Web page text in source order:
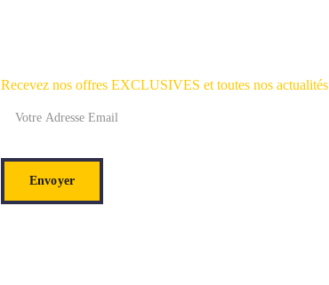
Recevez nos offres EXCLUSIVES et toutes nos actualités
Envoyer